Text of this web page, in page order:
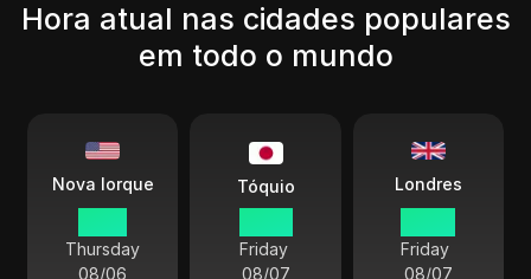
Hora atual nas cidades populares
em todo o mundo
Nova Iorque
Thursday
08/06
Tóquio
Friday
08/07
Londres
Friday
08/07